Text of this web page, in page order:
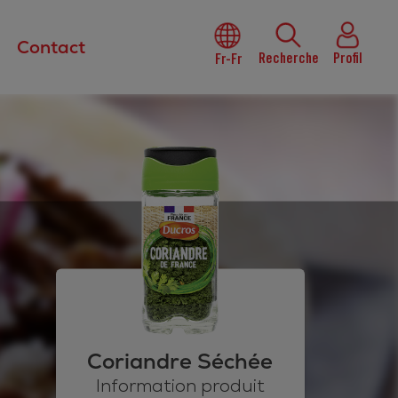
Contact
Fr-Fr Recherche Profil
Coriandre Séchée
Information produit